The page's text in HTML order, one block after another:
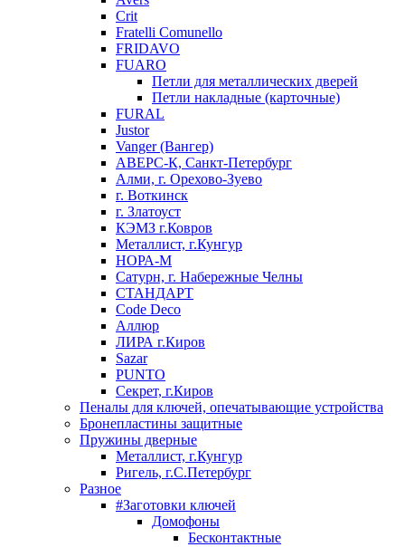
Crit
Fratelli Comunello
FRIDAVO
FUARO
Петли для металлических дверей
Петли накладные (карточные)
FURAL
Justor
Vanger (Вангер)
АВЕРС-К, Санкт-Петербург
Алми, г. Орехово-Зуево
г. Воткинск
г. Златоуст
КЭМЗ г.Ковров
Металлист, г.Кунгур
НОРА-М
Сатурн, г. Набережные Челны
СТАНДАРТ
Code Deco
Аллюр
ЛИРА г.Киров
Sazar
PUNTO
Секрет, г.Киров
Пеналы для ключей, опечатывающие устройства
Бронепластины защитные
Пружины дверные
Металлист, г.Кунгур
Ригель, г.С.Петербург
Разное
#Заготовки ключей
Домофоны
Бесконтактные